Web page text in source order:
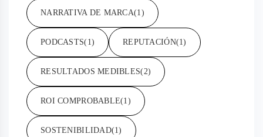
NARRATIVA DE MARCA(1)
PODCASTS(1) REPUTACIÓN(1)
RESULTADOS MEDIBLES(2)
ROI COMPROBABLE(1)
SOSTENIBILIDAD(1)